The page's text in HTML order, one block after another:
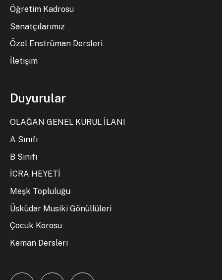
Öğretim Kadrosu
Sanatçılarımız
Özel Enstrüman Dersleri
İletişim
Duyurular
OLAĞAN GENEL KURUL İLANI
A Sınıfı
B Sınıfı
İCRA HEYETİ
Meşk Topluluğu
Üsküdar Musiki Gönüllüleri
Çocuk Korosu
Keman Dersleri